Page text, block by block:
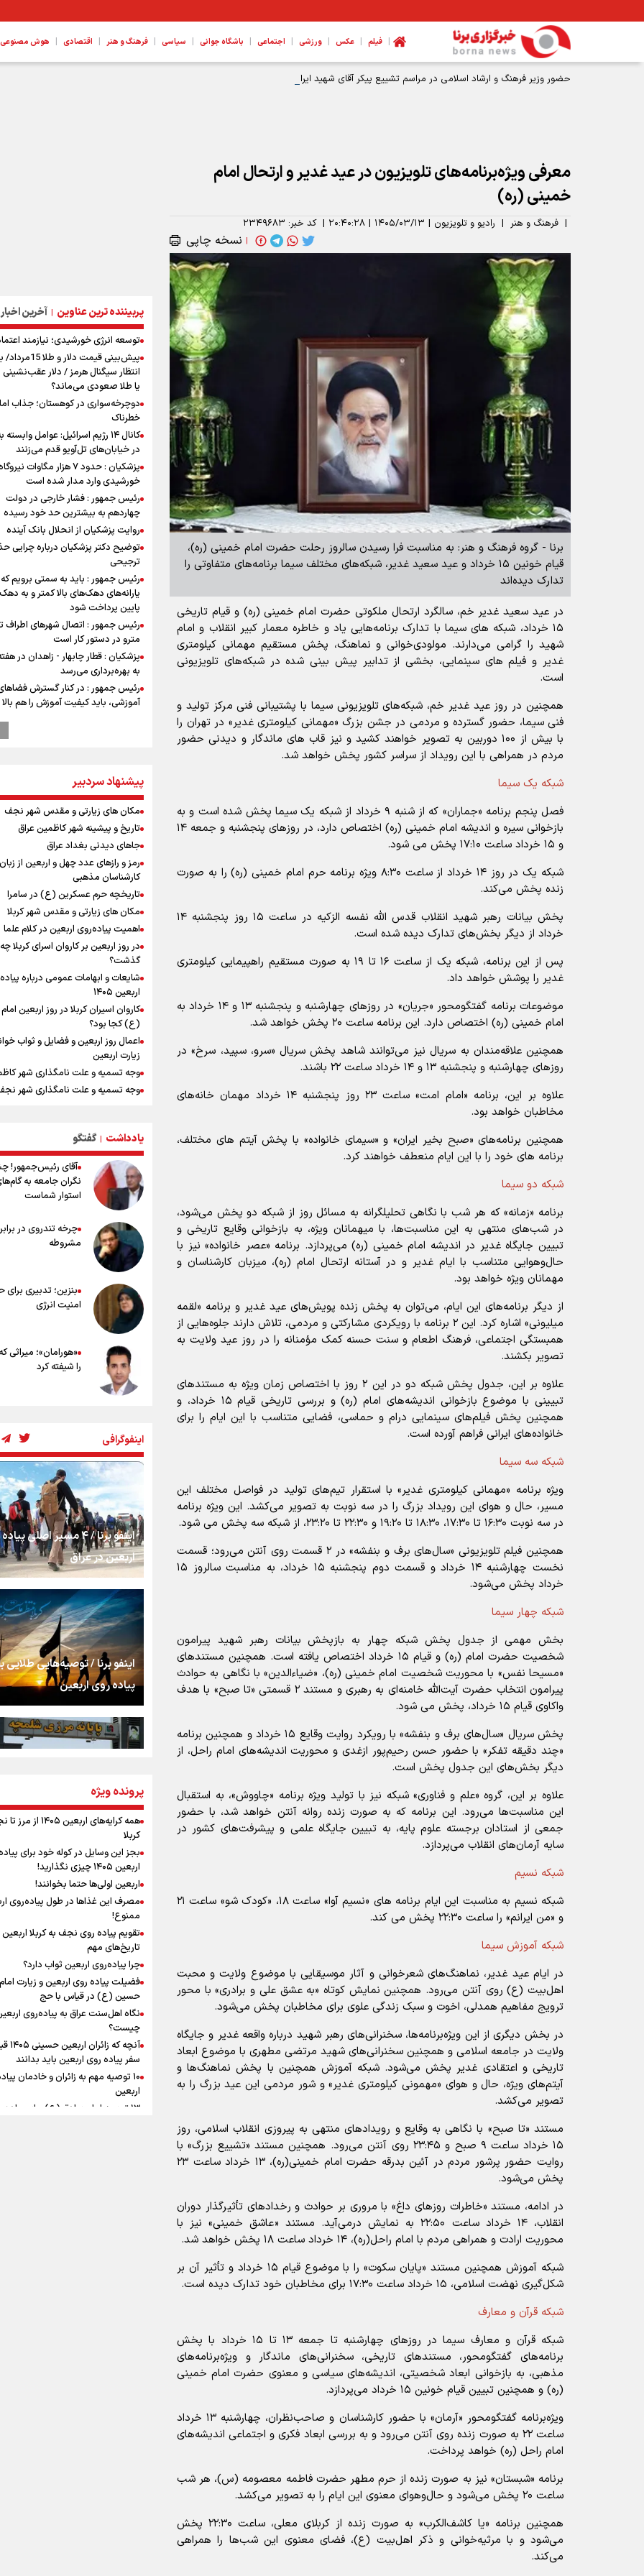
| فیلم | عکس | ورزشی | اجتماعی | باشگاه جوانی | سیاسی | فرهنگ و هنر | اقتصادی | هوش مصنوعی،
حضور وزیر فرهنگ و ارشاد اسلامی در مراسم تشییع پیکر آقای شهید ایران
معرفی ویژه‌برنامه‌های تلویزیون در عید غدیر و ارتحال امام
خمینی (ره)
| فرهنگ و هنر | رادیو و تلویزیون | ۱۴۰۵/۰۳/۱۳ | ۲۰:۴۰:۲۸ | کد خبر: ۲۳۴۹۶۸۳
| نسخه چاپی
برنا - گروه فرهنگ و هنر: به مناسبت فرا رسیدن سالروز رحلت حضرت امام خمینی (ره)،
قیام خونین ۱۵ خرداد و عید سعید غدیر، شبکه‌های مختلف سیما برنامه‌های متفاوتی را
تدارک دیده‌اند
در عید سعید غدیر خم، سالگرد ارتحال ملکوتی حضرت امام خمینی (ره) و قیام تاریخی
۱۵ خرداد، شبکه های سیما با تدارک برنامه‌هایی یاد و خاطره معمار کبیر انقلاب و امام
شهید را گرامی می‌دارند. مولودی‌خوانی و نماهنگ، پخش مستقیم مهمانی کیلومتری
غدیر و فیلم های سینمایی، بخشی از تدابیر پیش بینی شده در شبکه‌های تلویزیونی
است.
همچنین در روز عید غدیر خم، شبکه‌های تلویزیونی سیما با پشتیبانی فنی مرکز تولید و
فنی سیما، حضور گسترده و مردمی در جشن بزرگ «مهمانی کیلومتری غدیر» در تهران را
با بیش از ۱۰۰ دوربین به تصویر خواهند کشید و نیز قاب های ماندگار و دیدنی حضور
مردم در همراهی با این رویداد از سراسر کشور پخش خواهد شد.
شبکه یک سیما
فصل پنجم برنامه «جماران» که از شنبه ۹ خرداد از شبکه یک سیما پخش شده است و به
بازخوانی سیره و اندیشه امام خمینی (ره) اختصاص دارد، در روزهای پنجشنبه و جمعه ۱۴
و ۱۵ خرداد ساعت ۱۷:۱۰ پخش می شود.
شبکه یک در روز ۱۴ خرداد از ساعت ۸:۳۰ ویژه برنامه حرم امام خمینی (ره) را به صورت
زنده پخش می‌کند.
پخش بیانات رهبر شهید انقلاب قدس الله نفسه الزکیه در ساعت ۱۵ روز پنجشنبه ۱۴
خرداد از دیگر بخش‌های تدارک دیده شده است.
پس از این برنامه، شبکه یک از ساعت ۱۶ تا ۱۹ به صورت مستقیم راهپیمایی کیلومتری
غدیر را پوشش خواهد داد.
موضوعات برنامه گفتگومحور «جریان» در روزهای چهارشنبه و پنجشنبه ۱۳ و ۱۴ خرداد به
امام خمینی (ره) اختصاص دارد. این برنامه ساعت ۲۰ پخش خواهد شد.
همچنین علاقه‌مندان به سریال نیز می‌توانند شاهد پخش سریال «سرو، سپید، سرخ» در
روزهای چهارشنبه و پنجشنبه ۱۳ و ۱۴ خرداد ساعت ۲۲ باشند.
علاوه بر این، برنامه «امام امت» ساعت ۲۳ روز پنجشنبه ۱۴ خرداد مهمان خانه‌های
مخاطبان خواهد بود.
همچنین برنامه‌های «صبح‌ بخیر ایران» و «سیمای خانواده» با پخش آیتم های مختلف،
برنامه های خود را با این ایام منعطف خواهند کرد.
شبکه دو سیما
برنامه «زمانه» که هر شب با نگاهی تحلیلگرانه به مسائل روز از شبکه دو پخش می‌شود،
در شب‌های منتهی به این مناسبت‌ها، با میهمانان ویژه، به بازخوانی وقایع تاریخی و
تبیین جایگاه غدیر در اندیشه امام خمینی (ره) می‌پردازد. برنامه «عصر خانواده» نیز با
حال‌وهوایی متناسب با ایام غدیر و در آستانه ارتحال امام (ره)، میزبان کارشناسان و
مهمانان ویژه خواهد بود.
از دیگر برنامه‌های این ایام، می‌توان به پخش زنده پویش‌های عید غدیر و برنامه «لقمه
میلیونی» اشاره کرد. این ۲ برنامه با رویکردی مشارکتی و مردمی، تلاش دارند جلوه‌هایی از
همبستگی اجتماعی، فرهنگ اطعام و سنت حسنه کمک مؤمنانه را در روز عید ولایت به
تصویر بکشند.
علاوه بر این، جدول پخش شبکه دو در این ۲ روز با اختصاص زمان ویژه به مستندهای
تبیینی با موضوع بازخوانی اندیشه‌های امام (ره) و بررسی تاریخی قیام ۱۵ خرداد، و
همچنین پخش فیلم‌های سینمایی درام و حماسی، فضایی متناسب با این ایام را برای
خانواده‌های ایرانی فراهم آورده است.
شبکه سه سیما
ویژه برنامه «مهمانی کیلومتری غدیر» با استقرار تیم‌های تولید در فواصل مختلف این
مسیر، حال و هوای این رویداد بزرگ را در سه نوبت به تصویر می‌کشد. این ویژه برنامه
در سه نوبت ۱۶:۳۰ تا ۱۷:۳۰، ۱۸:۳۰ تا ۱۹:۲۰ و ۲۲:۳۰ تا ۲۳:۲۰، از شبکه سه پخش می شود.
همچنین فیلم تلویزیونی «سال‌های برف و بنفشه» در ۲ قسمت روی آنتن می‌رود؛ قسمت
نخست چهارشنبه ۱۴ خرداد و قسمت دوم پنجشنبه ۱۵ خرداد، به مناسبت سالروز ۱۵
خرداد پخش می‌شود.
شبکه چهار سیما
بخش مهمی از جدول پخش شبکه چهار به بازپخش بیانات رهبر شهید پیرامون
شخصیت حضرت امام (ره) و قیام ۱۵ خرداد اختصاص یافته است. همچنین مستندهای
«مسیحا نفس» با محوریت شخصیت امام خمینی (ره)، «ضیاءالدین» با نگاهی به حوادث
پیرامون انتخاب حضرت آیت‌الله خامنه‌ای به رهبری و مستند ۲ قسمتی «تا صبح» با هدف
واکاوی قیام ۱۵ خرداد، پخش می شود.
پخش سریال «سال‌های برف و بنفشه» با رویکرد روایت وقایع ۱۵ خرداد و همچنین برنامه
«چند دقیقه تفکر» با حضور حسن رحیم‌پور ازغدی و محوریت اندیشه‌های امام راحل، از
دیگر بخش‌های این جدول پخش است.
علاوه بر این، گروه «علم و فناوری» شبکه نیز با تولید ویژه برنامه «چاووش»، به استقبال
این مناسبت‌ها می‌رود. این برنامه که به صورت زنده روانه آنتن خواهد شد، با حضور
جمعی از استادان برجسته علوم پایه، به تبیین جایگاه علمی و پیشرفت‌های کشور در
سایه آرمان‌های انقلاب می‌پردازد.
شبکه نسیم
شبکه نسیم به مناسبت این ایام برنامه های «نسیم آوا» ساعت ۱۸، «کودک شو» ساعت ۲۱
و «من ایرانم» را ساعت ۲۲:۳۰ پخش می کند.
شبکه آموزش سیما
در ایام عید غدیر، نماهنگ‌های شعرخوانی و آثار موسیقایی با موضوع ولایت و محبت
اهل‌بیت (ع) روی آنتن می‌رود. همچنین نمایش کوتاه «به عشق علی و برادری» با محور
ترویج مفاهیم همدلی، اخوت و سبک زندگی علوی برای مخاطبان پخش می‌شود.
در بخش دیگری از این ویژه‌برنامه‌ها، سخنرانی‌های رهبر شهید درباره واقعه غدیر و جایگاه
ولایت در جامعه اسلامی و همچنین سخنرانی‌های شهید مرتضی مطهری با موضوع ابعاد
تاریخی و اعتقادی غدیر پخش می‌شود. شبکه آموزش همچنین با پخش نماهنگ‌ها و
آیتم‌های ویژه، حال و هوای «مهمونی کیلومتری غدیر» و شور مردمی این عید بزرگ را به
تصویر می‌کشد.
مستند «تا صبح» با نگاهی به وقایع و رویدادهای منتهی به پیروزی انقلاب اسلامی، روز
۱۵ خرداد ساعت ۹ صبح و ۲۳:۴۵ روی آنتن می‌رود. همچنین مستند «تشییع بزرگ» با
روایت حضور پرشور مردم در آئین بدرقه حضرت امام خمینی(ره)، ۱۳ خرداد ساعت ۲۳
پخش می‌شود.
در ادامه، مستند «خاطرات روزهای داغ» با مروری بر حوادث و رخدادهای تأثیرگذار دوران
انقلاب، ۱۴ خرداد ساعت ۲۲:۵۰ به نمایش درمی‌آید. مستند «عاشق خمینی» نیز با
محوریت ارادت و همراهی مردم با امام راحل(ره)، ۱۴ خرداد ساعت ۱۸ پخش خواهد شد.
شبکه آموزش همچنین مستند «پایان سکوت» را با موضوع قیام ۱۵ خرداد و تأثیر آن بر
شکل‌گیری نهضت اسلامی، ۱۵ خرداد ساعت ۱۷:۳۰ برای مخاطبان خود تدارک دیده است.
شبکه قرآن و معارف
شبکه قرآن و معارف سیما در روزهای چهارشنبه تا جمعه ۱۳ تا ۱۵ خرداد با پخش
برنامه‌های گفتگومحور، مستندهای تاریخی، سخنرانی‌های ماندگار و ویژه‌برنامه‌های
مذهبی، به بازخوانی ابعاد شخصیتی، اندیشه‌های سیاسی و معنوی حضرت امام خمینی
(ره) و همچنین تبیین قیام خونین ۱۵ خرداد می‌پردازد.
ویژه‌برنامه گفتگومحور «آرمان» با حضور کارشناسان و صاحب‌نظران، چهارشنبه ۱۳ خرداد
ساعت ۲۲ به صورت زنده روی آنتن می‌رود و به بررسی ابعاد فکری و اجتماعی اندیشه‌های
امام راحل (ره) خواهد پرداخت.
برنامه «شبستان» نیز به صورت زنده از حرم مطهر حضرت فاطمه معصومه (س)، هر شب
ساعت ۲۰ پخش می‌شود و حال‌وهوای معنوی این ایام را به تصویر می‌کشد.
همچنین برنامه «یا کاشف‌الکرب» به صورت زنده از کربلای معلی، ساعت ۲۲:۳۰ پخش
می‌شود و با مرثیه‌خوانی و ذکر اهل‌بیت (ع)، فضای معنوی این شب‌ها را همراهی
می‌کند.
پربیننده ترین عناوین | آخرین اخبار
توسعه انرژی خورشیدی؛ نیازمند
پیش‌بینی قیمت دلار و
انتظار سیگنال هرمز / دلار
یا طلا صعودی می‌ماند؟
دوچرخه‌سواری در کوهستان؛ جذاب
خطرناک
کانال ۱۴ رژیم اسرائیل: عوامل
در خیابان‌های تل‌آویو قدم می‌زنند
پزشکیان : حدود ۷ هزار مگاوات
خورشیدی وارد مدار شده است
رئیس جمهور : فشار خارجی در دولت
چهاردهم به بیشترین حد خود رسیده
روایت پزشکیان از انحلال بانک آینده
توضیح دکتر پزشکیان درباره چرایی
ترجیحی
رئیس جمهور : باید به سمتی برویم که
یارانه‌های دهک‌های بالا کمتر و به
پایین پرداخت شود
رئیس جمهور : اتصال شهرهای اطراف
مترو در دستور کار است
پزشکیان : قطار چابهار - زاهدان در
به بهره‌برداری می‌رسد
رئیس جمهور : در کنار گسترش
آموزشی، باید کیفیت آموزش را هم بالا
پزشکیان: رهبر شهید سرمایه و
امضا شد
گزارشی از ورود وزیر ورزش و جوانان
باکو برای امضای سند برنامه اجرایی با
آذربایجانی
عماد احمدوند : نسخه نانویی برای حل
بحران منابع آبی کشور
رهبر شهید انقلاب: ادّعاهای دروغین
آمریکایی‌ها باید افشا شود
یحیی سریع: در عملیاتی گسترده
نظامی وابسته به عربستان را هدف قرار
مستمری مددجویان کفاف زندگی را
/ حمایت از ۱۹هزار زن‌ سرپرست خانوار
در مرزهای شلمچه و چذابه ثبت شد /
نجف تا کربلا
امیررضا غلامی، ملی پوش تکواندو :
روی مسابقات پاکستان است نه بازی
آسیایی
جابجایی مرکز ثقل اقتصاد جهان
فرصت طلایی برای اقتصاد ایران
ونس: ایرانی‌ها مذاکره‌کنندگان سرسختی
هستند
وقتی از وفاق صحبت می‌کنم، منظورم
هستند/ مسیر اصلاحات آغاز شده و
نخواهد شد
پیشنهاد سردبیر
مکان های زیارتی و مقدس شهر نجف
تاریخ و پیشینه شهر کاظمین عراق
جاهای دیدنی بغداد عراق
رمز و رازهای عدد چهل و اربعین از زبان
کارشناسان مذهبی
تاریخچه حرم عسکرین (ع) در سامرا
مکان های زیارتی و مقدس شهر کربلا
اهمیت پیاده‌روی اربعین در کلام علما
در روز اربعین بر کاروان اسرای کربلا چه
گذشت؟
شایعات و ابهامات عمومی درباره
اربعین ۱۴۰۵
کاروان اسیران کربلا در روز اربعین
(ع) کجا بود؟
اعمال روز اربعین و فضایل و ثواب
زیارت اربعین
وجه تسمیه و علت نامگذاری شهر
وجه تسمیه و علت نامگذاری شهر
وجه تسمیه و علت نامگذاری شهر سامرا
وجه تسمیه و علت نامگذاری شهر کربلا
بهترین موکب‌های ایرانی در پیاده روی
۱۴۰۵
توصیه هایی مهم برای پیچ خوردگی پا در
پیاده روی اربعین
خطرات پیاده روی اربعین/ ۷
سفری ایمن و معنوی
۲۰ نکته دوستانه درباره پیاده روی
عراقی ها
یادداشت | گفتگو
آقای رئیس‌جمهور!
نگران جامعه به
استوار شماست
چرخه تندروی در
مشروطه
بنزین؛ تدبیری
امنیت انرژی
«هورامان»؛ میراثی
را شیفته کرد
رسانه ملی و حق
شنیدن صدای
روایت ایران از کنار
از طلوع خیابان‌ها تا
اشک
جمله‌ای که بغض
را شکست؛ «آهای مردم،
تهران رفتند»
سه حسرتی که به
نگاه تمدنی رهبر
فضای مجازی
رابطه کارگر و کارفرما
به زوجیت
اینفوگرافی
اینفو برنا / ۴ مسیر اصلی
اربعین در عراق
اینفو برنا / توصیه‌هایی طلایی
پیاده روی اربعین
اینفو برنا / جدول کامل فاصله
شلمچه تا شهرهای زیارتی عراق
اینفو برنا/ میزان مالیات بر ارزش
افزوده چقدر است؟
اینفوبرنا/ سقف معافیت مالیاتی
حقوق کارکنان دولت و
در بودجه ۱۴۰۵ چقدر است؟
پرونده ویژه
همه کرایه‌های اربعین ۱۴۰۵
کربلا
بجز این وسایل در کوله خود برای
اربعین ۱۴۰۵ چیزی نگذارید!
اربعین اولی‌ها حتما بخوانند!
مصرف این غذاها در طول پیاده‌روی
ممنوع!
تاریخ‌های مهم
چرا پیاده‌روی اربعین ثواب دارد؟
فضیلت پیاده روی اربعین و زیارت امام
حسین (ع) در قیاس با حج
نگاه اهل‌سنت عراق به پیاده‌روی
چیست؟
آنچه که
سفر پیاده روی اربعین باید بدانند
۱۰ توصیه مهم به زائران و خادمان
اربعین
۱۳ توصیه امام صادق (ع) برای